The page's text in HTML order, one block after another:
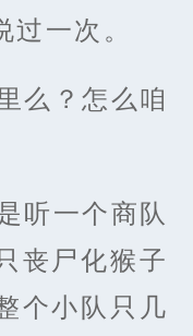
一次。
么？怎么咱
听一个商队
丧尸化猴子
个小队只几